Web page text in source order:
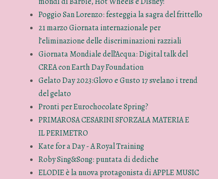
Poggio San Lorenzo: festeggia la sagra del frittello
21 marzo Giornata internazionale per
l’eliminazione delle discriminazioni razziali
Giornata Mondiale dell’Acqua: Digital talk del
CREA con Earth Day Foundation
Gelato Day 2023:Glovo e Gusto 17 svelano i trend
del gelato
Pronti per Eurochocolate Spring?
PRIMAROSA CESARINI SFORZALA MATERIA E
IL PERIMETRO
Kate for a Day - A Royal Training
Roby Sing&Song: puntata di dediche
ELODIE è la nuova protagonista di APPLE MUSIC